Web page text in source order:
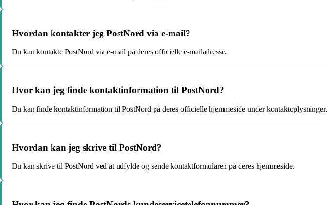
Hvordan kontakter jeg PostNord via e-mail?
Du kan kontakte PostNord via e-mail på deres officielle e-mailadresse.
Hvor kan jeg finde kontaktinformation til PostNord?
Du kan finde kontaktinformation til PostNord på deres officielle hjemmeside under kontaktoplysninger.
Hvordan kan jeg skrive til PostNord?
Du kan skrive til PostNord ved at udfylde og sende kontaktformularen på deres hjemmeside.